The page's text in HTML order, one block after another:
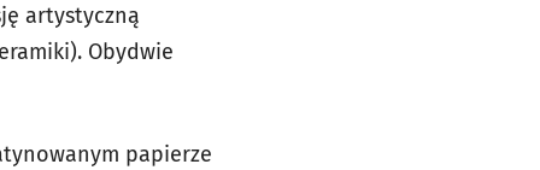
artystyczną
Obydwie
papierze